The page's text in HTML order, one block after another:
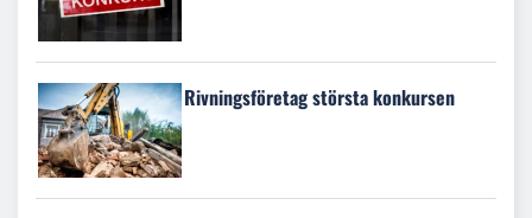
Rivningsföretag största konkursen